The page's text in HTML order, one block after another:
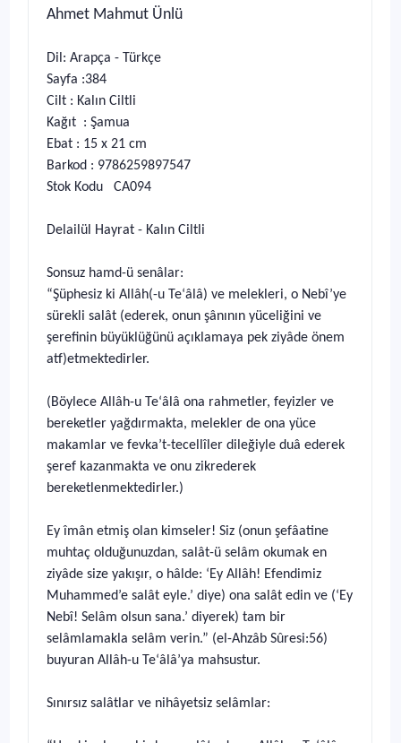
Ahmet Mahmut Ünlü
Dil: Arapça - Türkçe
Sayfa :384
Cilt : Kalın Ciltli
Kağıt : Şamua
Ebat : 15 x 21 cm
Barkod : 9786259897547
Stok Kodu CA094
Delailül Hayrat - Kalın Ciltli
Sonsuz hamd-ü senâlar:
“Şüphesiz ki Allâh(-u Te‘âlâ) ve melekleri, o Nebî’ye
sürekli salât (ederek, onun şânının yüceliğini ve
şerefinin büyüklüğünü açıklamaya pek ziyâde önem
atf)etmektedirler.
(Böylece Allâh-u Te‘âlâ ona rahmetler, feyizler ve
bereketler yağdırmakta, melekler de ona yüce
makamlar ve fevka’t-tecellîler dileğiyle duâ ederek
şeref kazanmakta ve onu zikrederek
bereketlenmektedirler.)
Ey îmân etmiş olan kimseler! Siz (onun şefâatine
muhtaç olduğunuzdan, salât-ü selâm okumak en
ziyâde size yakışır, o hâlde: ‘Ey Allâh! Efendimiz
Muhammed’e salât eyle.’ diye) ona salât edin ve (‘Ey
Nebî! Selâm olsun sana.’ diyerek) tam bir
selâmlamakla selâm verin.” (el-Ahzâb Sûresi:56)
buyuran Allâh-u Te‘âlâ’ya mahsustur.
Sınırsız salâtlar ve nihâyetsiz selâmlar: